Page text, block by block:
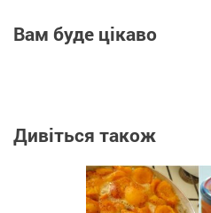
Вам буде цікаво
Дивіться також